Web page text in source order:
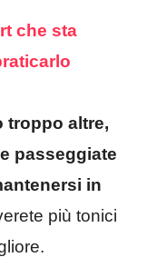
che sta
troppo altre,
passeggiate
in
più tonici